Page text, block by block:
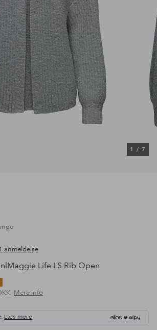
1 / 7
anmeldelse
Life LS Rib Open
Mere info
Læs mere